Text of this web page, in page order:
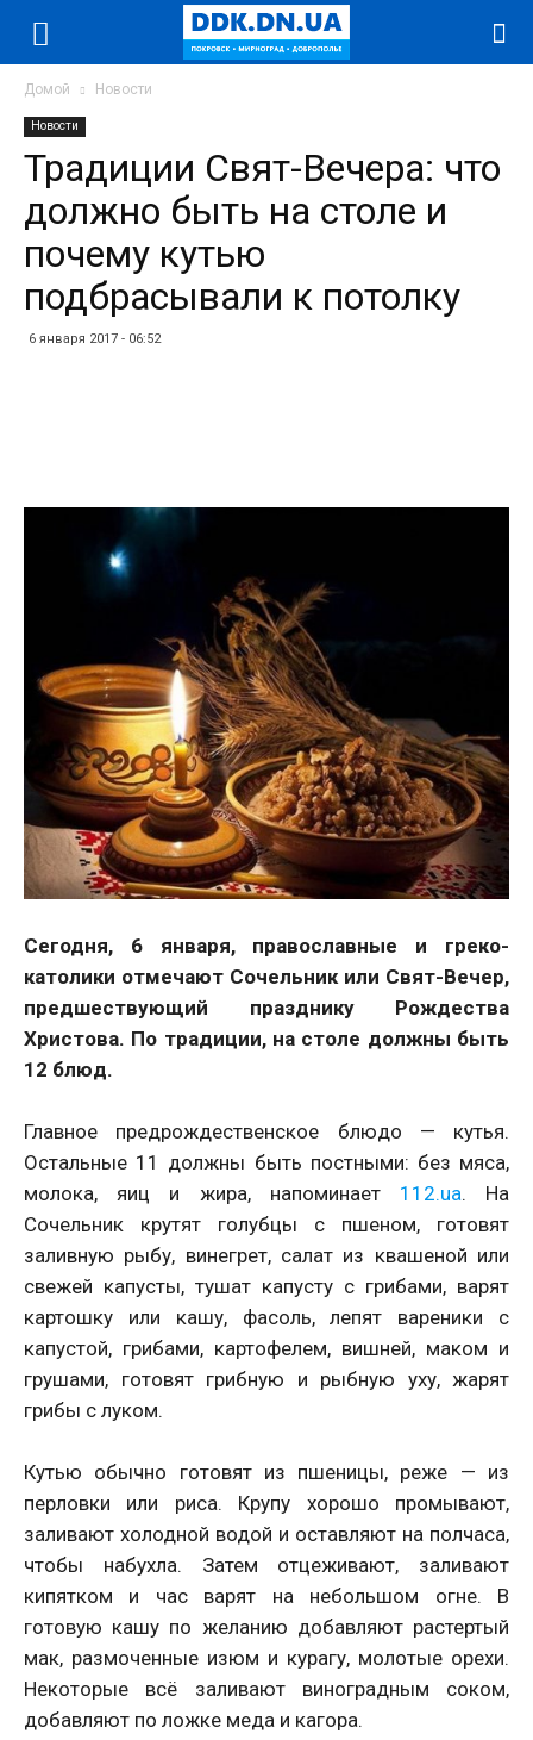
Домой Новости
Новости
Традиции Свят-Вечера: что
должно быть на столе и
почему кутью
подбрасывали к потолку
6 января 2017 - 06:52
Сегодня, 6 января, православные и греко-
католики отмечают Сочельник или Свят-Вечер,
предшествующий празднику Рождества
Христова. По традиции, на столе должны быть
12 блюд.
Главное предрождественское блюдо — кутья.
Остальные 11 должны быть постными: без мяса,
молока, яиц и жира, напоминает 112.ua. На
Сочельник крутят голубцы с пшеном, готовят
заливную рыбу, винегрет, салат из квашеной или
свежей капусты, тушат капусту с грибами, варят
картошку или кашу, фасоль, лепят вареники с
капустой, грибами, картофелем, вишней, маком и
грушами, готовят грибную и рыбную уху, жарят
грибы с луком.
Кутью обычно готовят из пшеницы, реже — из
перловки или риса. Крупу хорошо промывают,
заливают холодной водой и оставляют на полчаса,
чтобы набухла. Затем отцеживают, заливают
кипятком и час варят на небольшом огне. В
готовую кашу по желанию добавляют растертый
мак, размоченные изюм и курагу, молотые орехи.
Некоторые всё заливают виноградным соком,
добавляют по ложке меда и кагора.